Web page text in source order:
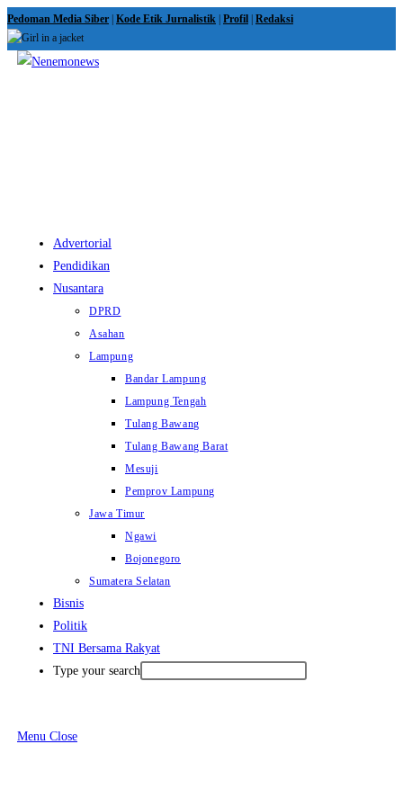
Skip
to
content
Pedoman Media Siber Kode Etik Jurnalistik Profil Redaksi
Advertorial
Pendidikan
Nusantara
DPRD
Asahan
Lampung
Bandar Lampung
Lampung Tengah
Tulang Bawang
Tulang Bawang Barat
Mesuji
Pemprov Lampung
Jawa Timur
Ngawi
Bojonegoro
Sumatera Selatan
Bisnis
Politik
TNI Bersama Rakyat
Type your search
Menu Close